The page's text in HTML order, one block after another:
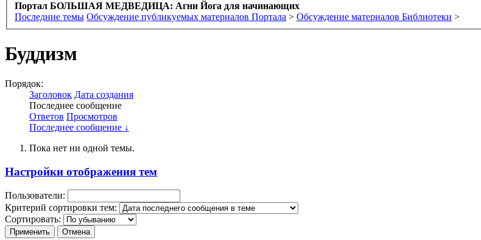
Портал БОЛЬШАЯ МЕДВЕДИЦА: Агни Йога для начинающих
Последние темы Обсуждение публикуемых материалов Портала > Обсуждение материалов Библиотеки >
Буддизм
Порядок:
Заголовок Дата создания
Последнее сообщение
Ответов Просмотров
Последнее сообщение ↓
Пока нет ни одной темы.
Настройки отображения тем
Пользователи:
Критерий сортировки тем:
Сортировать: